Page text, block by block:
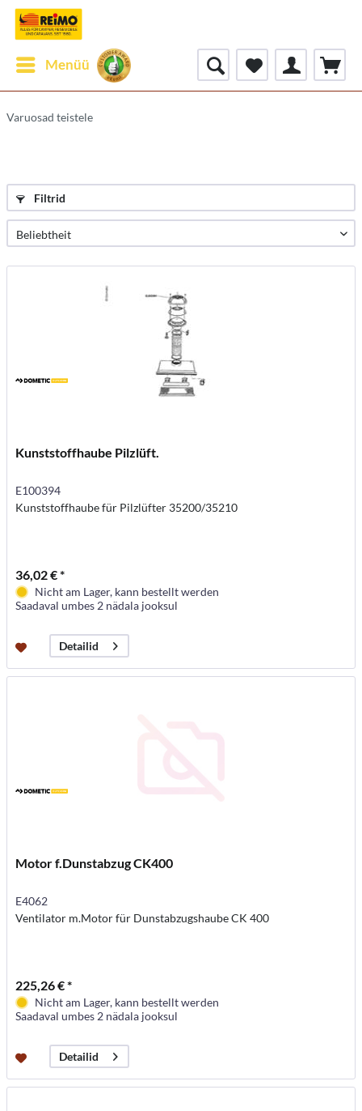
Menüü
Varuosad teistele
Filtrid
Kunststoffhaube Pilzlüft.
E100394
Kunststoffhaube für Pilzlüfter 35200/35210
36,02 € *
Nicht am Lager, kann bestellt werden
Saadaval umbes 2 nädala jooksul
Detailid
Motor f.Dunstabzug CK400
E4062
Ventilator m.Motor für Dunstabzugshaube CK 400
225,26 € *
Nicht am Lager, kann bestellt werden
Saadaval umbes 2 nädala jooksul
Detailid